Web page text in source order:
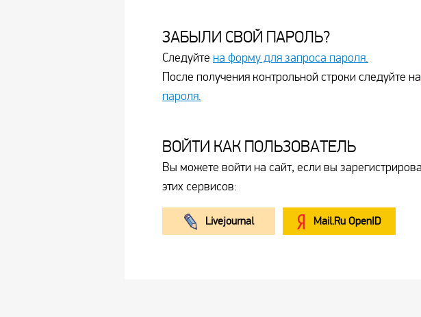
ЗАБЫЛИ СВОЙ ПАРОЛЬ?
Следуйте на форму для запроса пароля.
После получения контрольной строки следуйте на
пароля.
ВОЙТИ КАК ПОЛЬЗОВАТЕЛЬ
Вы можете войти на сайт, если вы
этих сервисов:
Livejournal Mail.Ru OpenID